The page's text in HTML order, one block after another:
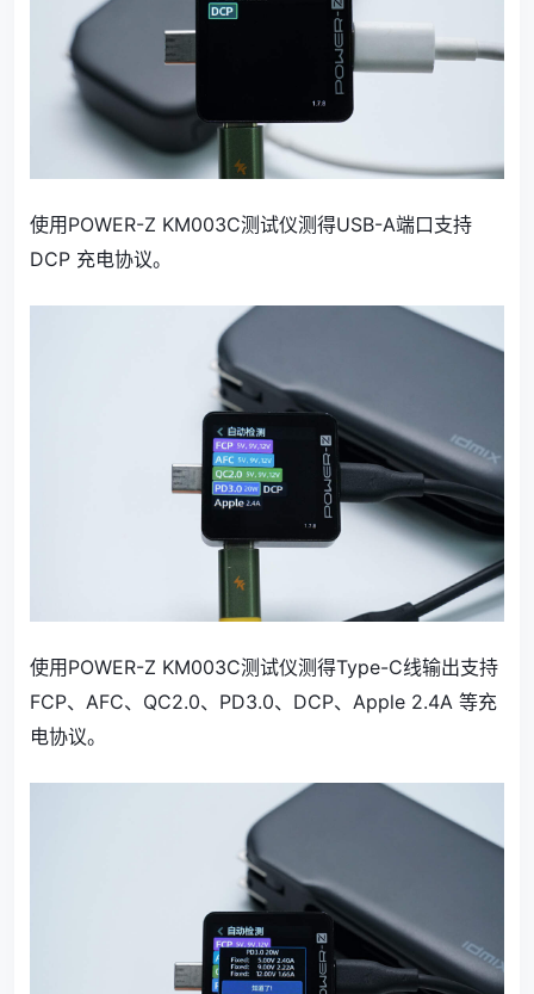
使用POWER-Z KM003C测试仪测得USB-A端口支持
DCP 充电协议。
使用POWER-Z KM003C测试仪测得Type-C线输出支持
FCP、AFC、QC2.0、PD3.0、DCP、Apple 2.4A 等充
电协议。